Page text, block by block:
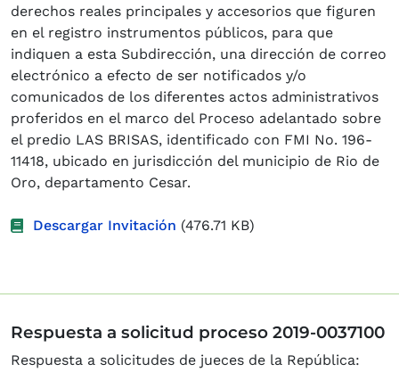
derechos reales principales y accesorios que figuren
en el registro instrumentos públicos, para que
indiquen a esta Subdirección, una dirección de correo
electrónico a efecto de ser notificados y/o
comunicados de los diferentes actos administrativos
proferidos en el marco del Proceso adelantado sobre
el predio LAS BRISAS, identificado con FMI No. 196-
11418, ubicado en jurisdicción del municipio de Rio de
Oro, departamento Cesar.
Descargar Invitación (476.71 KB)
Respuesta a solicitud proceso 2019-0037100
Respuesta a solicitudes de jueces de la República: